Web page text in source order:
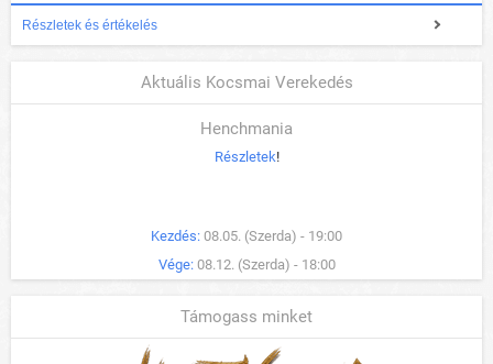
Részletek és értékelés
Aktuális Kocsmai Verekedés
Henchmania
Részletek!
Kezdés: 08.05. (Szerda) - 19:00
Vége: 08.12. (Szerda) - 18:00
Támogass minket